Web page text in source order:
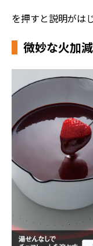
を押すと説明がは
微妙な火加